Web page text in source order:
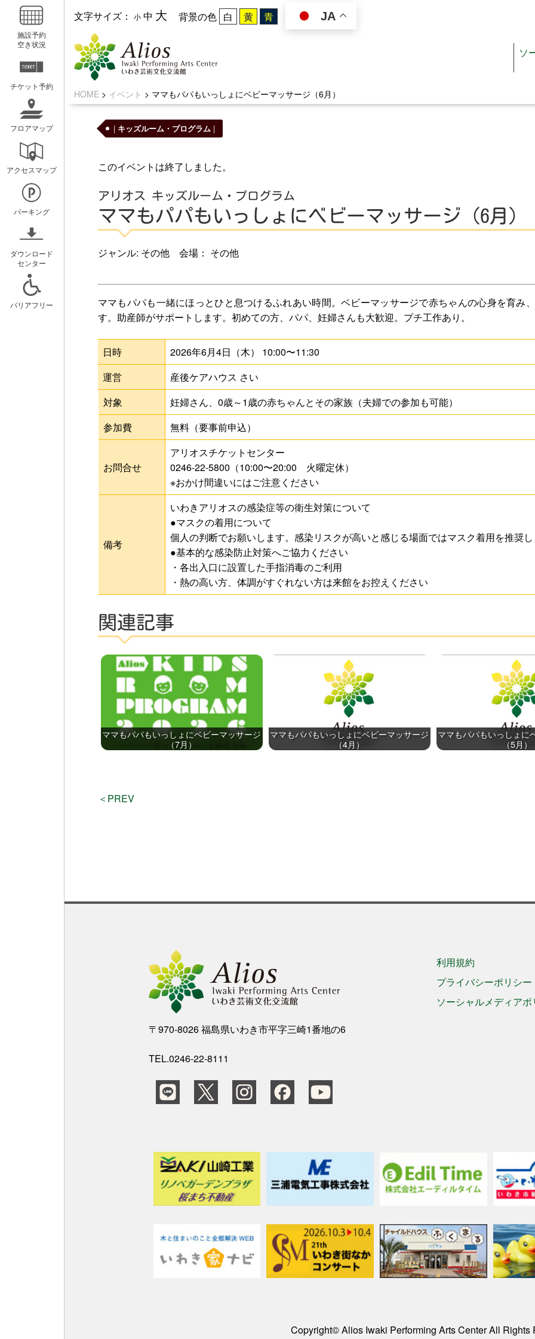
施設予約
空き状況
チケット予約
フロアマップ
アクセスマップ
パーキング
ダウンロード
センター
バリアフリー
いわきアリオスとは
コンセプト
ミッション
概要と沿革
アクセスガイド
広報紙アリオスペーパー
キッズ☆アリぺ
ホールスケジュール
図面・書類ダウンロード
スケジュール
キッズルームプログラム
おでかけアリオス
アクセシビリティ
バリアフリー
鑑賞支援サービス
フロアマップ
文字サイズ： 小 中 大 背景の色 JA
ソ
HOME> イベント > ママもパパもいっしょにベビーマッサージ（6月）
| キッズルーム・プログラム |
このイベントは終了しました。
アリオス キッズルーム・プログラム
ママもパパもいっしょにベビーマッサージ（6月）
ジャンル: その他 会場： その他
ママもパパも一緒にほっとひと息つけるふれあい時間。ベビーマッサージで赤ちゃんの心身を育み
す。助産師がサポートします。初めての方、パパ、妊婦さんも大歓迎。プチ工作あり。
日時
2026年6月4日（木） 10:00〜11:30
運営
産後ケアハウス さい
対象
妊婦さん、0歳～1歳の赤ちゃんとその家族（夫婦での参加も可能）
参加費
無料（要事前申込）
お問合せ
アリオスチケットセンター
0246-22-5800（10:00〜20:00 火曜定休）
※おかけ間違いにはご注意ください
備考
いわきアリオスの感染症等の衛生対策について
●マスクの着用について
個人の判断でお願いします。感染リスクが高いと感じる場面ではマスク着用を推奨
●基本的な感染防止対策へご協力ください
・各出入口に設置した手指消毒のご利用
・熱の高い方、体調がすぐれない方は来館をお控えください
関連記事
ママもパパもいっしょにベビーマッサージ
（7月）
ママもパパもいっしょにベビーマッサージ
（4月）
ママもパパもいっしょに
（5月）
＜PREV
〒970-8026 福島県いわき市平字三崎1番地の6
TEL.0246-22-8111
利用規約
プライバシーポリシー
ソーシャルメディア
Copyright© Alios Iwaki Performing Arts Center All Rights